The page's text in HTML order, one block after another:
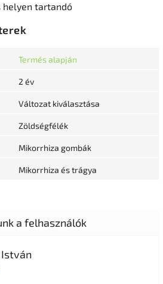
helyen tartandó
Termés alapján
2 év
Változat kiválasztása
Zöldségfélék
Mikorrhiza gombák
Mikorrhiza és trágya